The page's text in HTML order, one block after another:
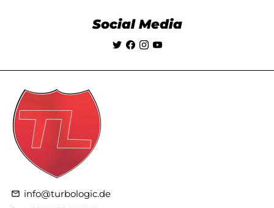
Social Media
email info@turbologic.de